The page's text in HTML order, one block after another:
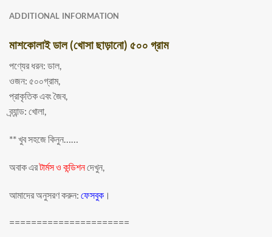
ADDITIONAL INFORMATION
মাশকোলাই ডাল (খোসা ছাড়ানো) ৫০০ গ্রাম
পণ্যের ধরন: ডাল,
ওজন: ৫০০গ্রাম,
প্রাকৃতিক এবং জৈব,
ব্র্যান্ড: খোলা,
** খুব সহজে কিনুন……
অবাক এরটার্মস ও কন্ডিশনদেখুন,
আমাদের অনুসরণ করুন: ফেসবুক ।
======================